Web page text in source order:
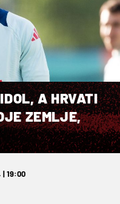
A HRVATI
ZEMLJE,
| 19:00